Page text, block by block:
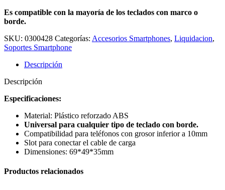
Es compatible con la mayoría de los teclados con marco o
borde.
SKU: 0300428 Categorías: Accesorios Smartphones, Liquidacion,
Soportes Smartphone
Descripción
Descripción
Especificaciones:
Material: Plástico reforzado ABS
Universal para cualquier tipo de teclado con borde.
Compatibilidad para teléfonos con grosor inferior a 10mm
Slot para conectar el cable de carga
Dimensiones: 69*49*35mm
Productos relacionados